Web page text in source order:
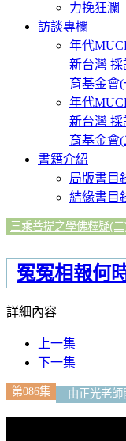
力挽狂瀾
訪談專欄
年代
新台灣
育基金會(
年代
新台灣
育基金會(
書籍介紹
局版書目
結緣書目
三乘菩提之學佛釋疑(二
冤冤相報何
詳細內容
上一集
下一集
第086集 由正光老師